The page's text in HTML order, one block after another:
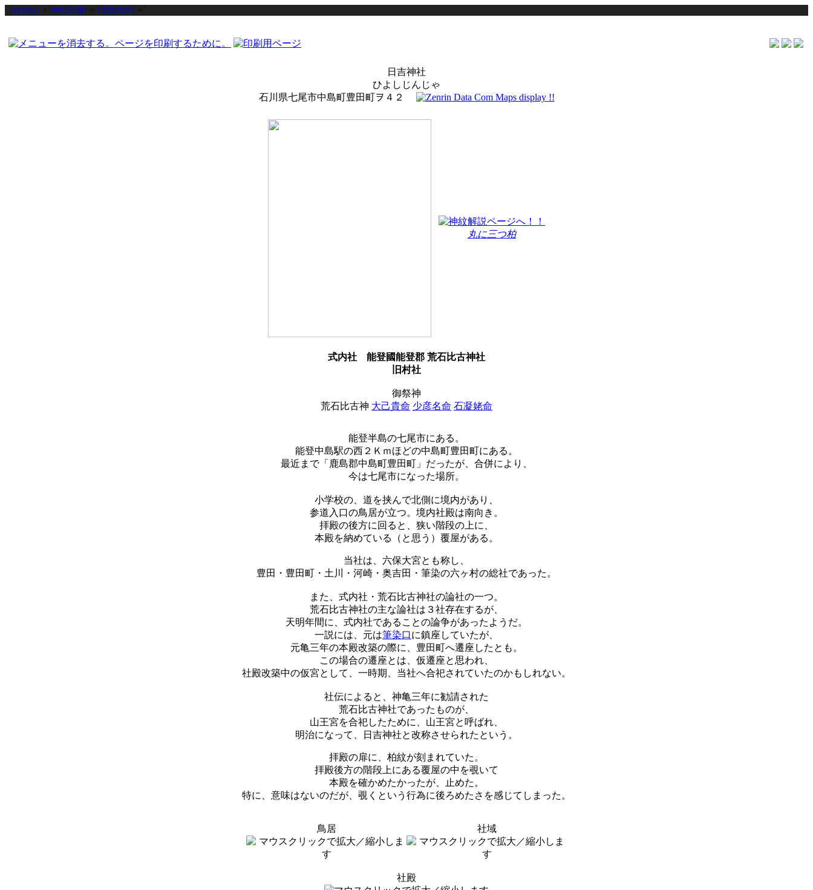
[HOME] [神社記憶] [北陸地方]
日吉神社
ひよしじんじゃ
石川県七尾市中島町豊田町ヲ４２
丸に三つ柏
式内社
能登國能登郡 荒石比古神社
旧村社
御祭神
荒石比古神 大己貴命 少彦名命 石凝姥命
能登半島の七尾市にある。
能登中島駅の西２Ｋｍほどの中島町豊田町にある。
最近まで「鹿島郡中島町豊田町」だったが、合併により、
今は七尾市になった場所。
小学校の、道を挟んで北側に境内があり、
参道入口の鳥居が立つ。境内社殿は南向き。
拝殿の後方に回ると、狭い階段の上に、
本殿を納めている（と思う）覆屋がある。
当社は、六保大宮とも称し、
豊田・豊田町・土川・河崎・奥吉田・筆染の六ヶ村の総社であった。
また、式内社・荒石比古神社の論社の一つ。
荒石比古神社の主な論社は３社存在するが、
天明年間に、式内社であることの論争があったようだ。
一説には、元は筆染口に鎮座していたが、
元亀三年の本殿改築の際に、豊田町へ遷座したとも。
この場合の遷座とは、仮遷座と思われ、
社殿改築中の仮宮として、一時期、当社へ合祀されていたのかもしれない。
社伝によると、神亀三年に勧請された
荒石比古神社であったものが、
山王宮を合祀したために、山王宮と呼ばれ、
明治になって、日吉神社と改称させられたという。
拝殿の扉に、柏紋が刻まれていた。
拝殿後方の階段上にある覆屋の中を覗いて
本殿を確かめたかったが、止めた。
特に、意味はないのだが、覗くという行為に後ろめたさを感じてしまった。
鳥居 社域
社殿